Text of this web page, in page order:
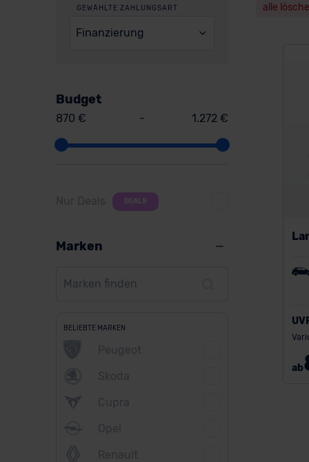
GEWÄHLTE ZAHLUNGSART
Finanzierung
Budget
870 € - 1.272 €
Nur Deals DEALS
Marken
BELIEBTE MARKEN
Peugeot
Skoda
Cupra
Opel
Renault
alle
ab